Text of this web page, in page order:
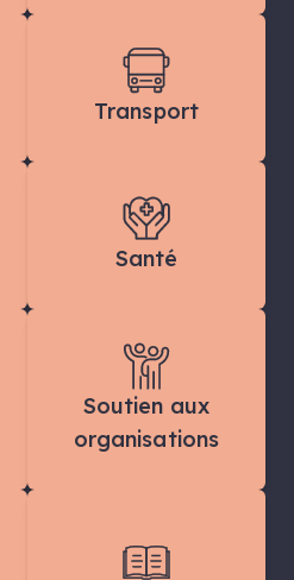
Transport
Santé
Soutien aux
organisations